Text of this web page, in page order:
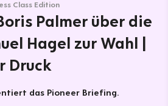
Class Edition
Palmer über die
Hagel zur Wahl |
Druck
das Pioneer Briefing.